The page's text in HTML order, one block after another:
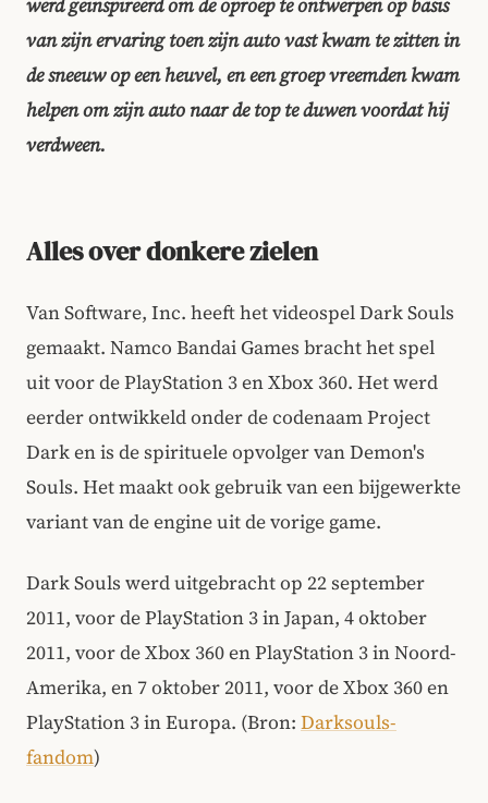
van zijn ervaring toen zijn auto vast kwam te zitten in
de sneeuw op een heuvel, en een groep vreemden kwam
helpen om zijn auto naar de top te duwen voordat hij
verdween.
Alles over donkere zielen
Van Software, Inc. heeft het videospel Dark Souls
gemaakt. Namco Bandai Games bracht het spel
uit voor de PlayStation 3 en Xbox 360. Het werd
eerder ontwikkeld onder de codenaam Project
Dark en is de spirituele opvolger van Demon's
Souls. Het maakt ook gebruik van een bijgewerkte
variant van de engine uit de vorige game.
Dark Souls werd uitgebracht op 22 september
2011, voor de PlayStation 3 in Japan, 4 oktober
2011, voor de Xbox 360 en PlayStation 3 in Noord-
Amerika, en 7 oktober 2011, voor de Xbox 360 en
PlayStation 3 in Europa. (Bron: Darksouls-
fandom)